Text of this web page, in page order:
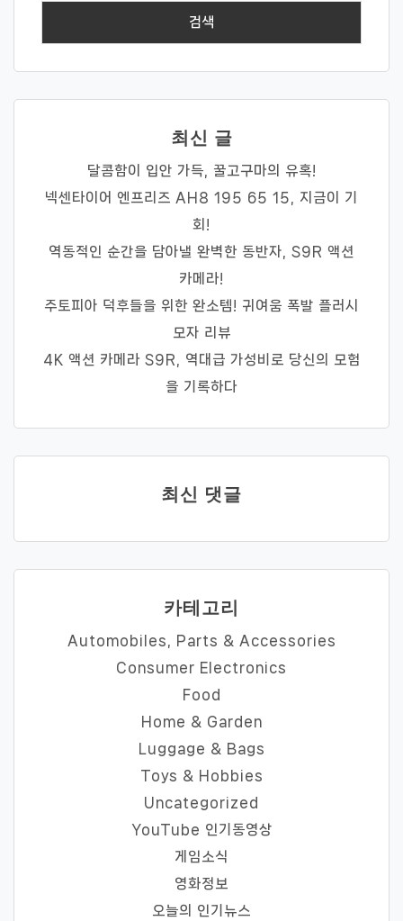
최신 글
달콤함이 입안 가득, 꿀고구마의 유혹!
넥센타이어 엔프리즈 AH8 195 65 15, 지금이 기
회!
역동적인 순간을 담아낼 완벽한 동반자, S9R 액션
카메라!
주토피아 덕후들을 위한 완소템! 귀여움 폭발 플러시
모자 리뷰
4K 액션 카메라 S9R, 역대급 가성비로 당신의 모험
을 기록하다
최신 댓글
카테고리
Automobiles, Parts & Accessories
Consumer Electronics
Food
Home & Garden
Luggage & Bags
Toys & Hobbies
Uncategorized
YouTube 인기동영상
게임소식
영화정보
오늘의 인기뉴스